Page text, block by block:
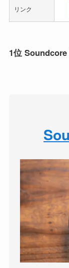
リンク
1位